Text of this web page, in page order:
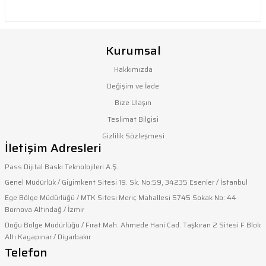
Kurumsal
Hakkımızda
Değişim ve İade
Bize Ulaşın
Teslimat Bilgisi
Gizlilik Sözleşmesi
İletişim Adresleri
Pass Dijital Baskı Teknolojileri A.Ş.
Genel Müdürlük / Giyimkent Sitesi 19. Sk. No:59, 34235 Esenler / İstanbul
Ege Bölge Müdürlüğü / MTK Sitesi Meriç Mahallesi 5745 Sokak No: 44
Bornova Altındağ / İzmir
Doğu Bölge Müdürlüğü / Fırat Mah. Ahmede Hani Cad. Taşkıran 2 Sitesi F Blok
Altı Kayapınar / Diyarbakır
Telefon